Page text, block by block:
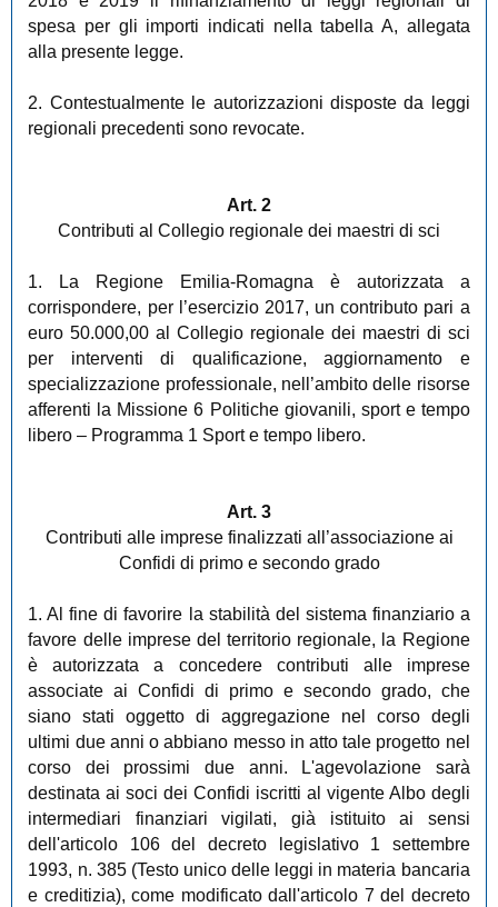
spesa per gli importi indicati nella tabella A, allegata
alla presente legge.
2. Contestualmente le autorizzazioni disposte da leggi
regionali precedenti sono revocate.
Art. 2
Contributi al Collegio regionale dei maestri di sci
1. La Regione Emilia-Romagna è autorizzata a
corrispondere, per l’esercizio 2017, un contributo pari a
euro 50.000,00 al Collegio regionale dei maestri di sci
per interventi di qualificazione, aggiornamento e
specializzazione professionale, nell’ambito delle risorse
afferenti la Missione 6 Politiche giovanili, sport e tempo
libero – Programma 1 Sport e tempo libero.
Art. 3
Contributi alle imprese finalizzati all’associazione ai
Confidi di primo e secondo grado
1. Al fine di favorire la stabilità del sistema finanziario a
favore delle imprese del territorio regionale, la Regione
è autorizzata a concedere contributi alle imprese
associate ai Confidi di primo e secondo grado, che
siano stati oggetto di aggregazione nel corso degli
ultimi due anni o abbiano messo in atto tale progetto nel
corso dei prossimi due anni. L'agevolazione sarà
destinata ai soci dei Confidi iscritti al vigente Albo degli
intermediari finanziari vigilati, già istituito ai sensi
dell'articolo 106 del decreto legislativo 1 settembre
1993, n. 385 (Testo unico delle leggi in materia bancaria
e creditizia), come modificato dall'articolo 7 del decreto